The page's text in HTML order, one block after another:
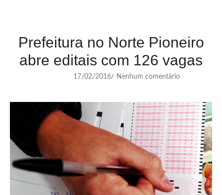
Prefeitura no Norte Pioneiro
abre editais com 126 vagas
17/02/2016/ Nenhum comentário